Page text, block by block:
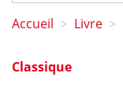
Accueil > Livre >
Classique